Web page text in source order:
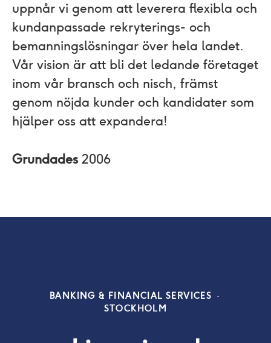
uppnår vi genom att leverera flexibla och
kundanpassade rekryterings- och
bemanningslösningar över hela landet.
Vår vision är att bli det ledande företaget
inom vår bransch och nisch, främst
genom nöjda kunder och kandidater som
hjälper oss att expandera!
Grundades 2006
BANKING & FINANCIAL SERVICES ·
STOCKHOLM